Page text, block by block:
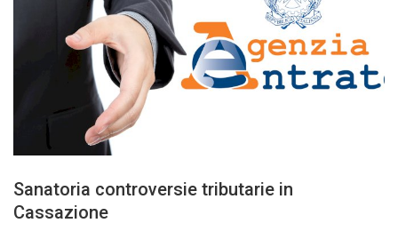
Approfondimenti
Contatti
Sanatoria controversie tributarie in
Cassazione